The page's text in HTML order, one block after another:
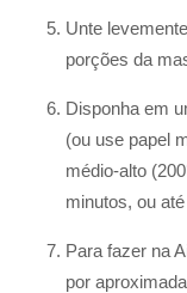
Unte
porções da
Disponha em
(ou use papel
médio-alto
minutos, ou
Para fazer na
por